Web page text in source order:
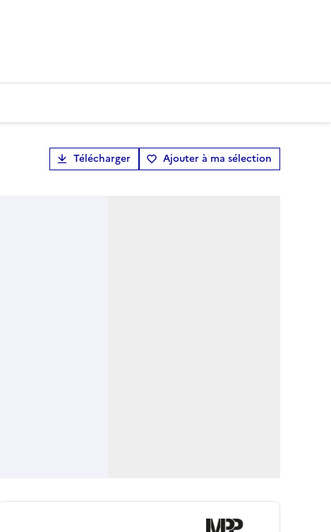
Télécharger Ajouter à ma sélection